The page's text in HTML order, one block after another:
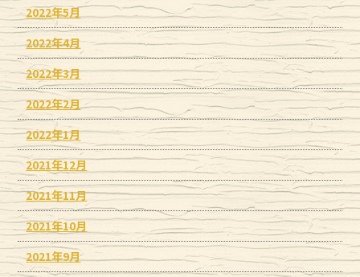
2022年5月
2022年4月
2022年3月
2022年2月
2022年1月
2021年12月
2021年11月
2021年10月
2021年9月